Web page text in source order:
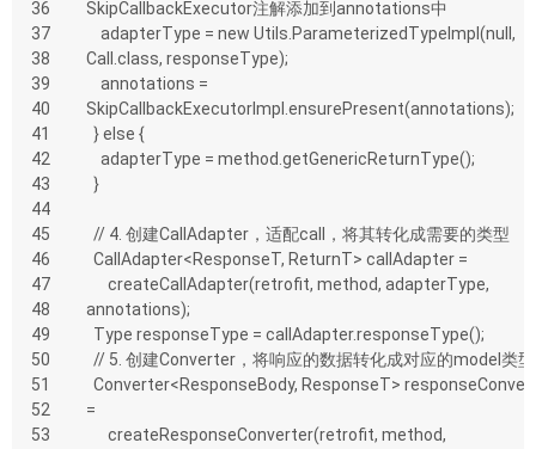
36
37
38
39
40
41
42
43
44
45
46
47
48
49
50
51
52
53
SkipCallbackExecutor注解添加到annotations中
Call.class, responseType);
SkipCallbackExecutorImpl.ensurePresent(annotations);
  } else {
    adapterType = method.getGenericReturnType();
  }
  // 4. 创建CallAdapter，适配call，将其转化成需要的类型
  CallAdapter<ResponseT, ReturnT> callAdapter =
annotations);
  Type responseType = callAdapter.responseType();
  // 5. 创建Converter，将响应的数据转化成对应的model类型
=